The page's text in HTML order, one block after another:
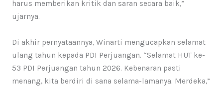
harus memberikan kritik dan saran secara baik,”
ujarnya.
Di akhir pernyataannya, Winarti mengucapkan selamat
ulang tahun kepada PDI Perjuangan. “Selamat HUT ke-
53 PDI Perjuangan tahun 2026. Kebenaran pasti
menang, kita berdiri di sana selama-lamanya. Merdeka,”